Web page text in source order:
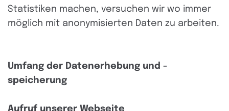
Statistiken machen, versuchen wir wo immer
möglich mit anonymisierten Daten zu arbeiten.
Umfang der Datenerhebung und -
speicherung
Aufruf unserer Webseite